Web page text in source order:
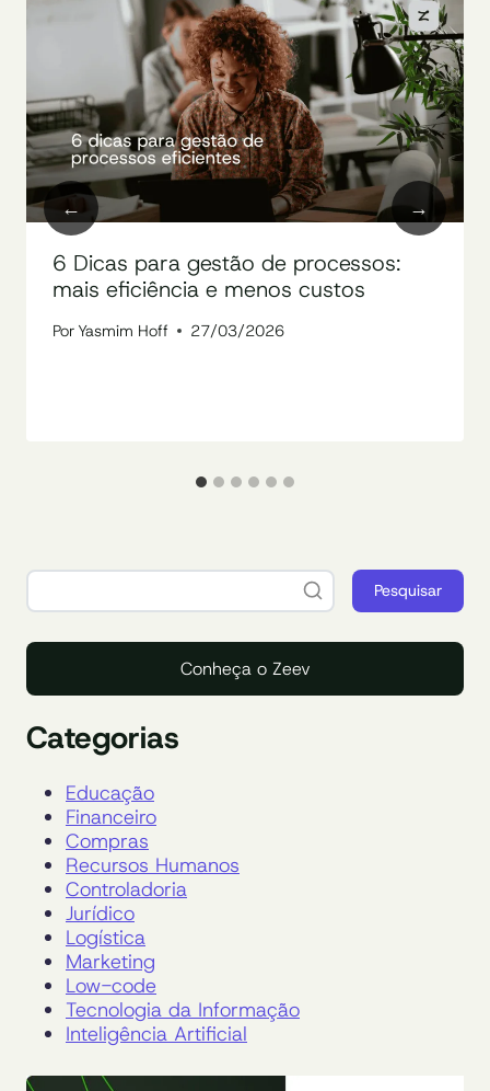
6 Dicas para gestão de processos:
mais eficiência e menos custos
Por Yasmim Hoff 27/03/2026
Pesquisar
Conheça o Zeev
Categorias
Educação
Financeiro
Compras
Recursos Humanos
Controladoria
Jurídico
Logística
Marketing
Low-code
Tecnologia da Informação
Inteligência Artificial